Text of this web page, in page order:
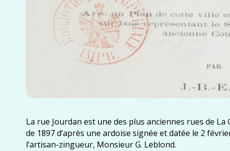
La rue Jourdan est une des plus anciennes rues de
de 1897 d’après une ardoise signée et datée le 2
l’artisan-zingueur, Monsieur G. Leblond.